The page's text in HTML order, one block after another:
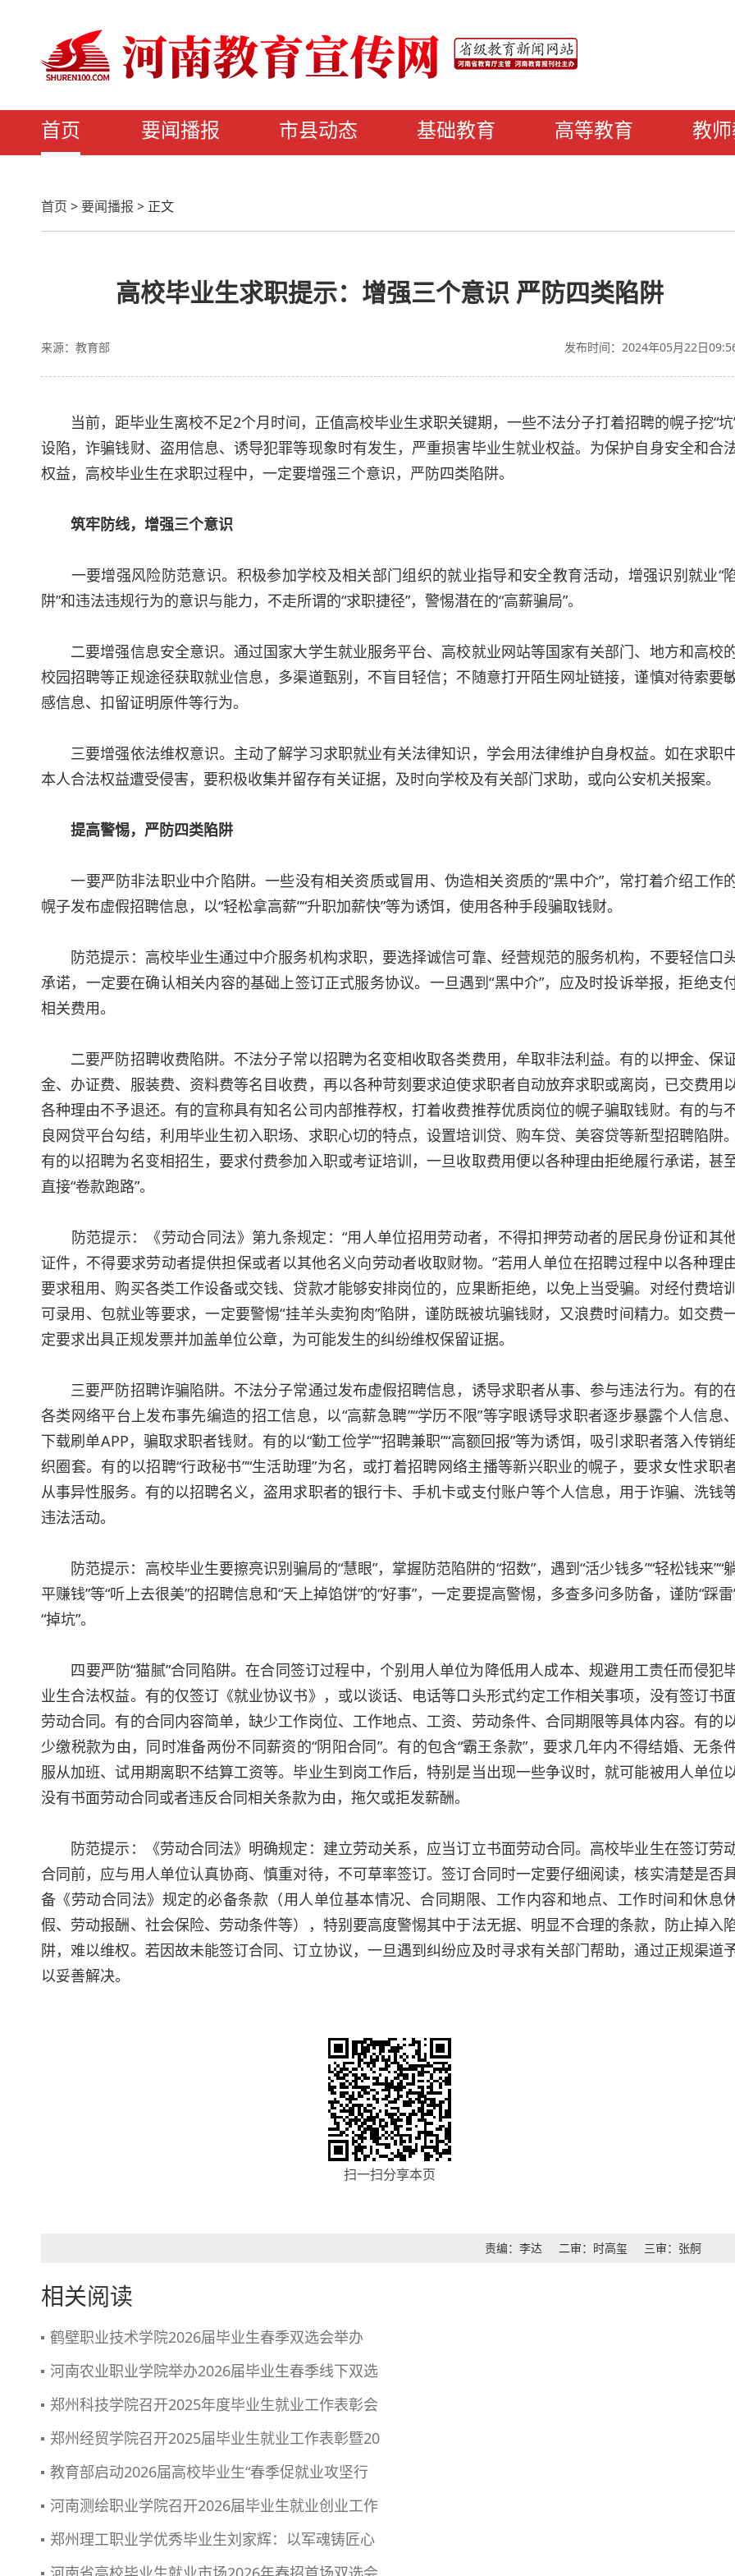
首页 要闻播报 市县动态 基础教育 高等教育 教
首页 >要闻播报 > 正文
高校毕业生求职提示：增强三个意识 严防四类陷阱
发布时间：2024年05月22日
来源：教育部
当前，距毕业生离校不足2个月时间，正值高校毕业生求职关键期，一些不法分子打着招聘的幌子挖“坑
设陷，诈骗钱财、盗用信息、诱导犯罪等现象时有发生，严重损害毕业生就业权益。为保护自身安全和合
权益，高校毕业生在求职过程中，一定要增强三个意识，严防四类陷阱。
筑牢防线，增强三个意识
一要增强风险防范意识。积极参加学校及相关部门组织的就业指导和安全教育活动，增强识别就业“
阱”和违法违规行为的意识与能力，不走所谓的“求职捷径”，警惕潜在的“高薪骗局”。
二要增强信息安全意识。通过国家大学生就业服务平台、高校就业网站等国家有关部门、地方和高校
校园招聘等正规途径获取就业信息，多渠道甄别，不盲目轻信；不随意打开陌生网址链接，谨慎对待索要
感信息、扣留证明原件等行为。
三要增强依法维权意识。主动了解学习求职就业有关法律知识，学会用法律维护自身权益。如在求职
本人合法权益遭受侵害，要积极收集并留存有关证据，及时向学校及有关部门求助，或向公安机关报案。
提高警惕，严防四类陷阱
一要严防非法职业中介陷阱。一些没有相关资质或冒用、伪造相关资质的“黑中介”，常打着介绍工作
幌子发布虚假招聘信息，以“轻松拿高薪”“升职加薪快”等为诱饵，使用各种手段骗取钱财。
防范提示：高校毕业生通过中介服务机构求职，要选择诚信可靠、经营规范的服务机构，不要轻信口
承诺，一定要在确认相关内容的基础上签订正式服务协议。一旦遇到“黑中介”，应及时投诉举报，拒绝支
相关费用。
二要严防招聘收费陷阱。不法分子常以招聘为名变相收取各类费用，牟取非法利益。有的以押金、保
金、办证费、服装费、资料费等名目收费，再以各种苛刻要求迫使求职者自动放弃求职或离岗，已交费用
各种理由不予退还。有的宣称具有知名公司内部推荐权，打着收费推荐优质岗位的幌子骗取钱财。有的与
良网贷平台勾结，利用毕业生初入职场、求职心切的特点，设置培训贷、购车贷、美容贷等新型招聘陷阱。
有的以招聘为名变相招生，要求付费参加入职或考证培训，一旦收取费用便以各种理由拒绝履行承诺，甚
直接“卷款跑路”。
防范提示：《劳动合同法》第九条规定：“用人单位招用劳动者，不得扣押劳动者的居民身份证和其
证件，不得要求劳动者提供担保或者以其他名义向劳动者收取财物。”若用人单位在招聘过程中以各种理
要求租用、购买各类工作设备或交钱、贷款才能够安排岗位的，应果断拒绝，以免上当受骗。对经付费培
可录用、包就业等要求，一定要警惕“挂羊头卖狗肉”陷阱，谨防既被坑骗钱财，又浪费时间精力。如交费
定要求出具正规发票并加盖单位公章，为可能发生的纠纷维权保留证据。
三要严防招聘诈骗陷阱。不法分子常通过发布虚假招聘信息，诱导求职者从事、参与违法行为。有的
各类网络平台上发布事先编造的招工信息，以“高薪急聘”“学历不限”等字眼诱导求职者逐步暴露个人信息、
下载刷单APP，骗取求职者钱财。有的以“勤工俭学”“招聘兼职”“高额回报”等为诱饵，吸引求职者落入传销
织圈套。有的以招聘“行政秘书”“生活助理”为名，或打着招聘网络主播等新兴职业的幌子，要求女性求职
从事异性服务。有的以招聘名义，盗用求职者的银行卡、手机卡或支付账户等个人信息，用于诈骗、洗钱
违法活动。
防范提示：高校毕业生要擦亮识别骗局的“慧眼”，掌握防范陷阱的“招数”，遇到“活少钱多”“轻松钱来”“
平赚钱”等“听上去很美”的招聘信息和“天上掉馅饼”的“好事”，一定要提高警惕，多查多问多防备，谨防“踩雷
“掉坑”。
四要严防“猫腻”合同陷阱。在合同签订过程中，个别用人单位为降低用人成本、规避用工责任而侵犯
业生合法权益。有的仅签订《就业协议书》，或以谈话、电话等口头形式约定工作相关事项，没有签订书
劳动合同。有的合同内容简单，缺少工作岗位、工作地点、工资、劳动条件、合同期限等具体内容。有的
少缴税款为由，同时准备两份不同薪资的“阴阳合同”。有的包含“霸王条款”，要求几年内不得结婚、无条
服从加班、试用期离职不结算工资等。毕业生到岗工作后，特别是当出现一些争议时，就可能被用人单位
没有书面劳动合同或者违反合同相关条款为由，拖欠或拒发薪酬。
防范提示：《劳动合同法》明确规定：建立劳动关系，应当订立书面劳动合同。高校毕业生在签订劳
合同前，应与用人单位认真协商、慎重对待，不可草率签订。签订合同时一定要仔细阅读，核实清楚是否
备《劳动合同法》规定的必备条款（用人单位基本情况、合同期限、工作内容和地点、工作时间和休息
假、劳动报酬、社会保险、劳动条件等），特别要高度警惕其中于法无据、明显不合理的条款，防止掉入
阱，难以维权。若因故未能签订合同、订立协议，一旦遇到纠纷应及时寻求有关部门帮助，通过正规渠道
以妥善解决。
扫一扫分享本页
责编：李达 二审：时高玺 三审：张舸
相关阅读
鹤壁职业技术学院2026届毕业生春季双选会举办
河南农业职业学院举办2026届毕业生春季线下双选
郑州科技学院召开2025年度毕业生就业工作表彰会
郑州经贸学院召开2025届毕业生就业工作表彰暨20
教育部启动2026届高校毕业生“春季促就业攻坚行
河南测绘职业学院召开2026届毕业生就业创业工作
郑州理工职业学优秀毕业生刘家辉：以军魂铸匠心